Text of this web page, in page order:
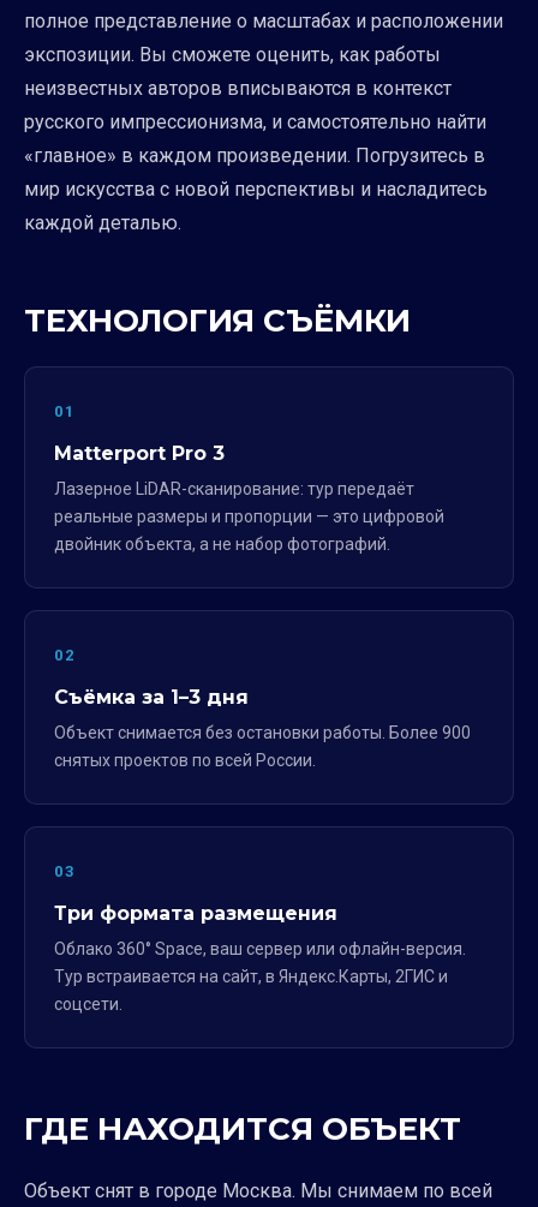
полное представление о масштабах и расположении
экспозиции. Вы сможете оценить, как работы
неизвестных авторов вписываются в контекст
русского импрессионизма, и самостоятельно найти
«главное» в каждом произведении. Погрузитесь в
мир искусства с новой перспективы и насладитесь
каждой деталью.
ТЕХНОЛОГИЯ СЪЁМКИ
01
Matterport Pro 3
Лазерное LiDAR-сканирование: тур передаёт
реальные размеры и пропорции — это цифровой
двойник объекта, а не набор фотографий.
02
Съёмка за 1–3 дня
Объект снимается без остановки работы. Более 900
снятых проектов по всей России.
03
Три формата размещения
Облако 360° Space, ваш сервер или офлайн-версия.
Тур встраивается на сайт, в Яндекс.Карты, 2ГИС и
соцсети.
ГДЕ НАХОДИТСЯ ОБЪЕКТ
Объект снят в городе Москва. Мы снимаем по всей